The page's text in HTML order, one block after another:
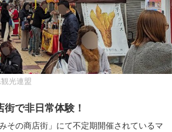
光連盟
で非日常体験！
その商店街」にて不定期開催されているマ